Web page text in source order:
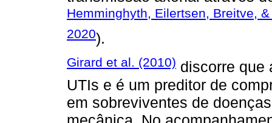
Hemminghyth, Eilertsen, Breitve,
2020).
Girard et al. (2010) discorre que
UTIs e é um preditor de
em sobreviventes de